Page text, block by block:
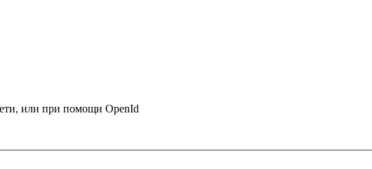
или при помощи OpenId